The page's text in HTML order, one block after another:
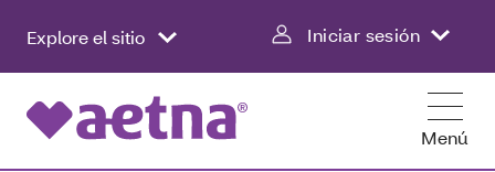
Explore el sitio Iniciar sesión
Menú